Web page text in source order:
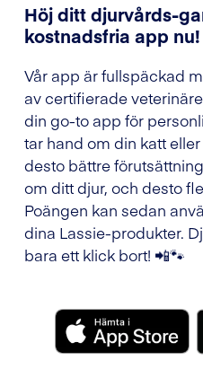
Höj ditt djurvårds-
kostnadsfria app nu!
Vår app är fullspäckad
av certifierade
din go-to app för
tar hand om din katt
desto bättre
om ditt djur, och desto
Poängen kan sedan
dina Lassie-produkter.
bara ett klick bort! 📲🐾